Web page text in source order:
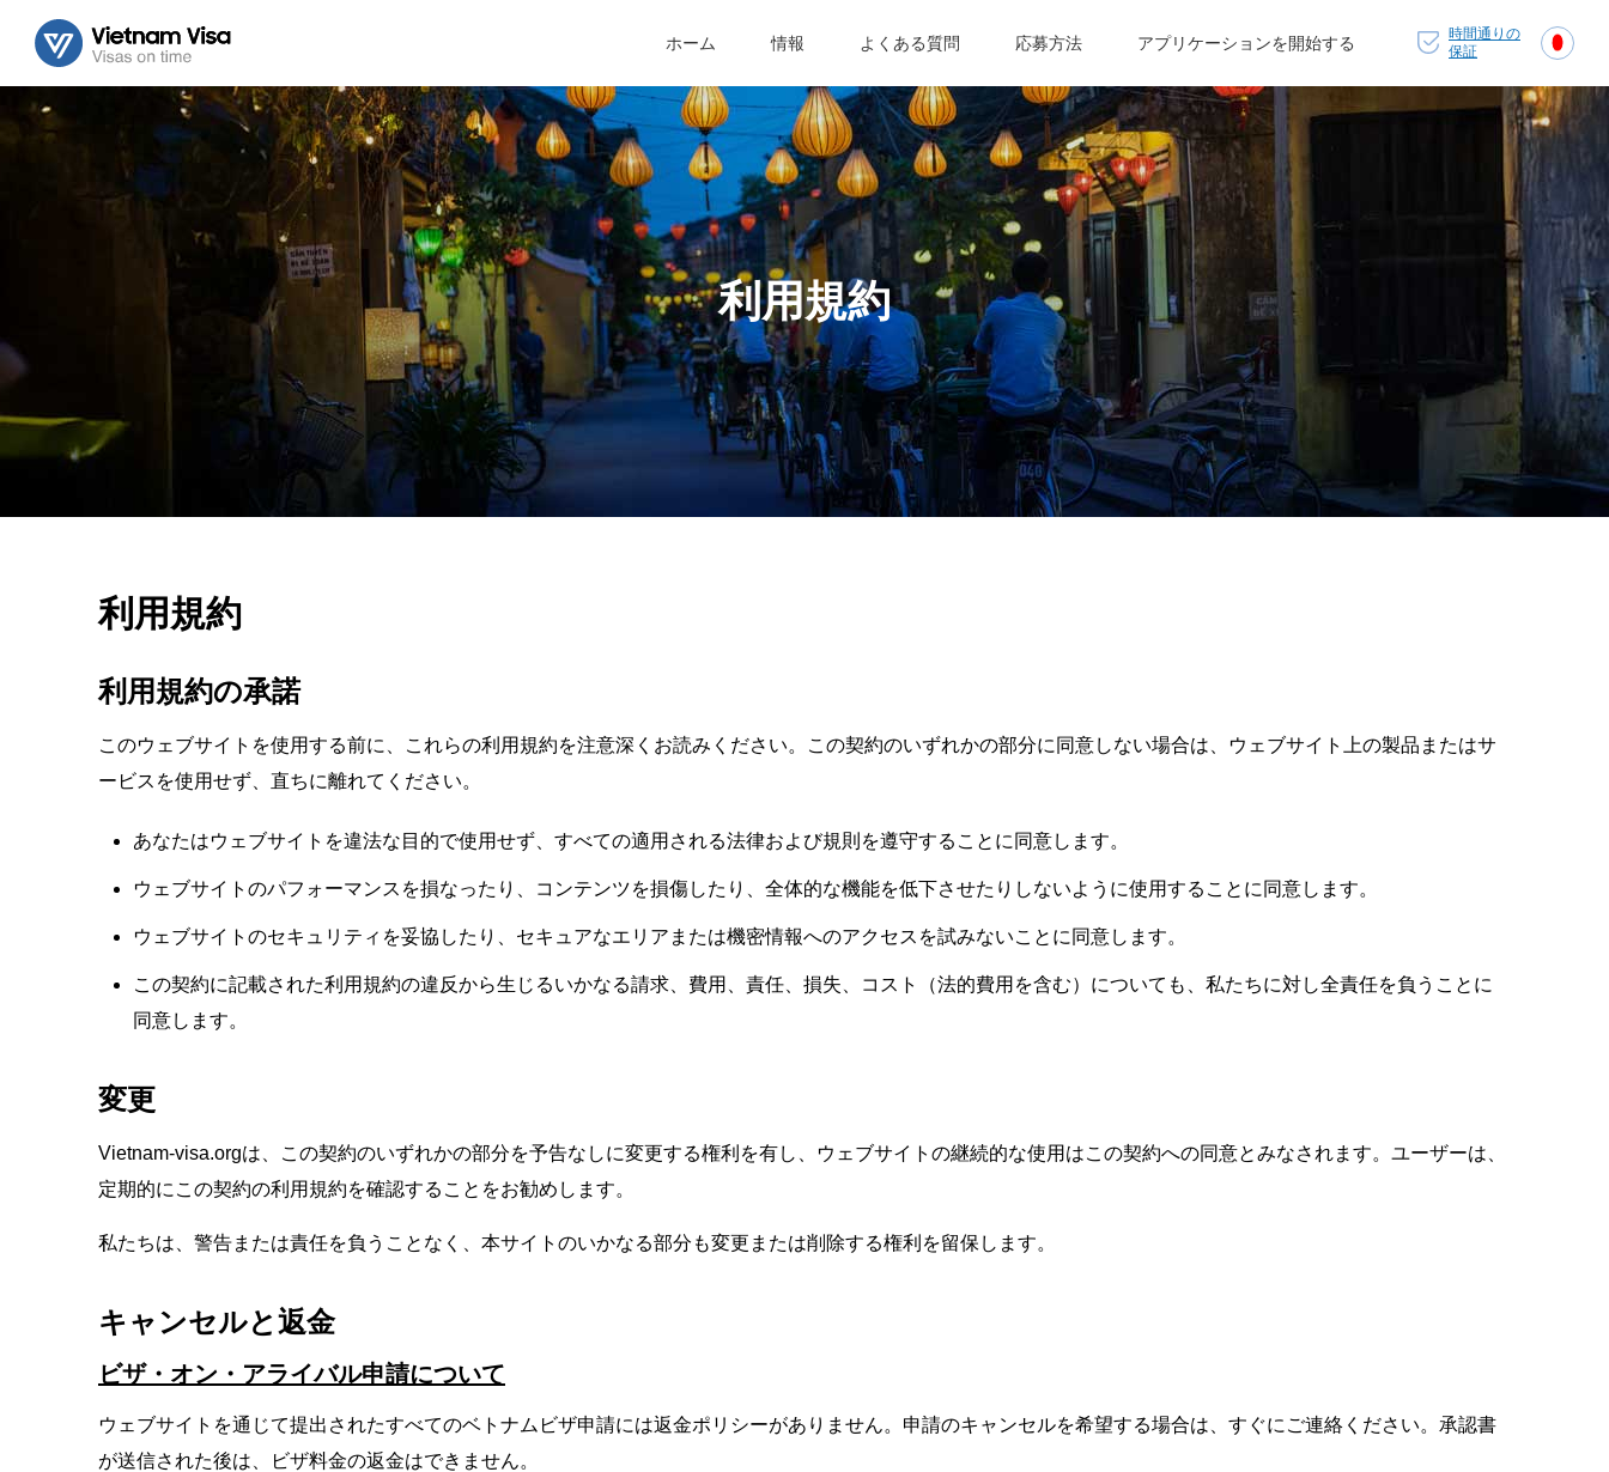
ホーム 情報 よくある質問 応募方法 アプリケーションを開始する
時間通りの
保証
利用規約
利用規約
利用規約の承諾
このウェブサイトを使用する前に、これらの利用規約を注意深くお読みください。この契約のいずれかの部分に同意しない場合は、ウェブサイト上の製品またはサ
ービスを使用せず、直ちに離れてください。
あなたはウェブサイトを違法な目的で使用せず、すべての適用される法律および規則を遵守することに同意します。
ウェブサイトのパフォーマンスを損なったり、コンテンツを損傷したり、全体的な機能を低下させたりしないように使用することに同意します。
ウェブサイトのセキュリティを妥協したり、セキュアなエリアまたは機密情報へのアクセスを試みないことに同意します。
この契約に記載された利用規約の違反から生じるいかなる請求、費用、責任、損失、コスト（法的費用を含む）についても、私たちに対し全責任を負うことに
同意します。
変更
Vietnam-visa.orgは、この契約のいずれかの部分を予告なしに変更する権利を有し、ウェブサイトの継続的な使用はこの契約への同意とみなされます。ユーザーは、
定期的にこの契約の利用規約を確認することをお勧めします。
私たちは、警告または責任を負うことなく、本サイトのいかなる部分も変更または削除する権利を留保します。
キャンセルと返金
ビザ・オン・アライバル申請について
ウェブサイトを通じて提出されたすべてのベトナムビザ申請には返金ポリシーがありません。申請のキャンセルを希望する場合は、すぐにご連絡ください。承認書
が送信された後は、ビザ料金の返金はできません。